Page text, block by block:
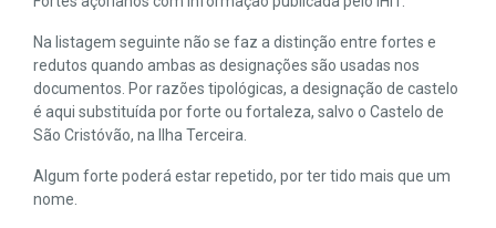
Na listagem seguinte não se faz a distinção entre fortes e
redutos quando ambas as designações são usadas nos
documentos. Por razões tipológicas, a designação de castelo
é aqui substituída por forte ou fortaleza, salvo o Castelo de
São Cristóvão, na Ilha Terceira.
Algum forte poderá estar repetido, por ter tido mais que um
nome.